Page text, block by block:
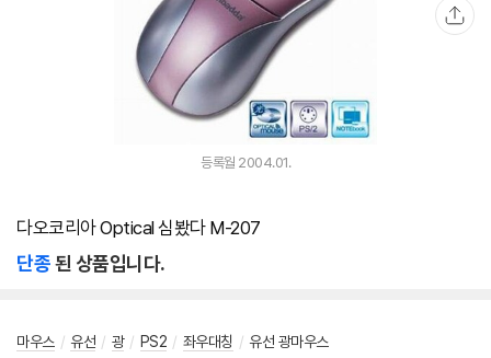
심
등록월 2004.01.
다오코리아 Optical 심봤다 M-207
단종된 상품입니다.
마우스 / 유선 / 광 / PS2 / 좌우대칭 / 유선 광마우스